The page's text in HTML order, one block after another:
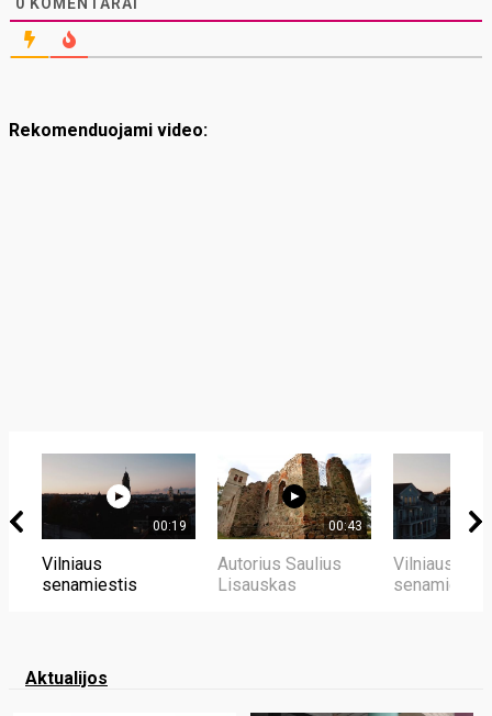
Rekomenduojami video:
00:19
Vilniaus
senamiestis
00:43
Autorius Saulius
Lisauskas
Vilniaus
senamiestis
Aktualijos